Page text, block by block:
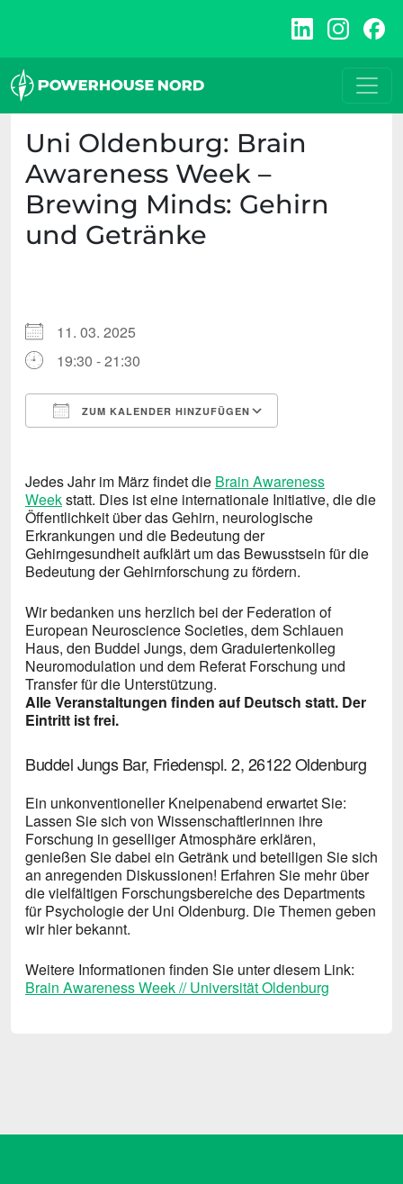
Uni Oldenburg: Brain
Awareness Week –
Brewing Minds: Gehirn
und Getränke
11. 03. 2025
19:30 - 21:30
ZUM KALENDER HINZUFÜGEN
Jedes Jahr im März findet die Brain Awareness
Weekstatt. Dies ist eine internationale Initiative, die die
Öffentlichkeit über das Gehirn, neurologische
Erkrankungen und die Bedeutung der
Gehirngesundheit aufklärt um das Bewusstsein für die
Bedeutung der Gehirnforschung zu fördern.
Wir bedanken uns herzlich bei der Federation of
European Neuroscience Societies, dem Schlauen
Haus, den Buddel Jungs, dem Graduiertenkolleg
Neuromodulation und dem Referat Forschung und
Transfer für die Unterstützung.
Alle Veranstaltungen finden auf Deutsch statt. Der
Eintritt ist frei.
Buddel Jungs Bar, Friedenspl. 2, 26122 Oldenburg
Ein unkonventioneller Kneipenabend erwartet Sie:
Lassen Sie sich von Wissenschaftlerinnen ihre
Forschung in geselliger Atmosphäre erklären,
genießen Sie dabei ein Getränk und beteiligen Sie sich
an anregenden Diskussionen! Erfahren Sie mehr über
die vielfältigen Forschungsbereiche des Departments
für Psychologie der Uni Oldenburg. Die Themen geben
wir hier bekannt.
Weitere Informationen finden Sie unter diesem Link:
Brain Awareness Week // Universität Oldenburg